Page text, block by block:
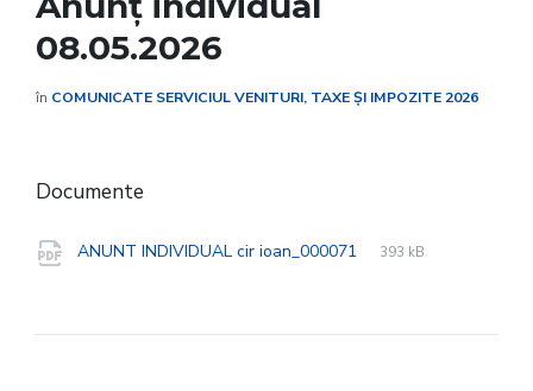
08.05.2026
în COMUNICATE SERVICIUL VENITURI, TAXE ȘI IMPOZITE 2026
Documente
ANUNT INDIVIDUAL cir ioan_000071
File
pdf
File
393 kB